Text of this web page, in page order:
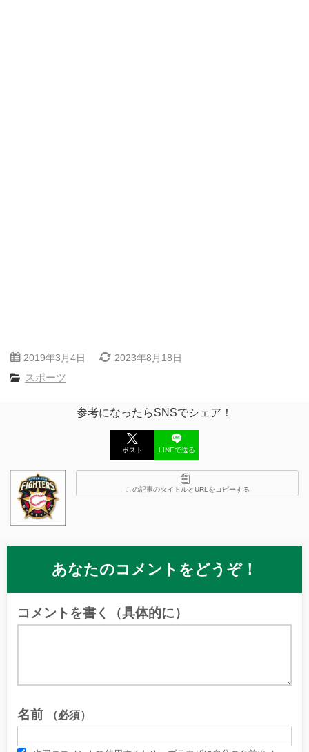
2019年3月4日 2023年8月18日
スポーツ
参考になったらSNSでシェア！
ポスト LINEで送る
この記事のタイトルとURLをコピーする
あなたのコメントをどうぞ！
コメントを書く（具体的に）
名前 （必須）